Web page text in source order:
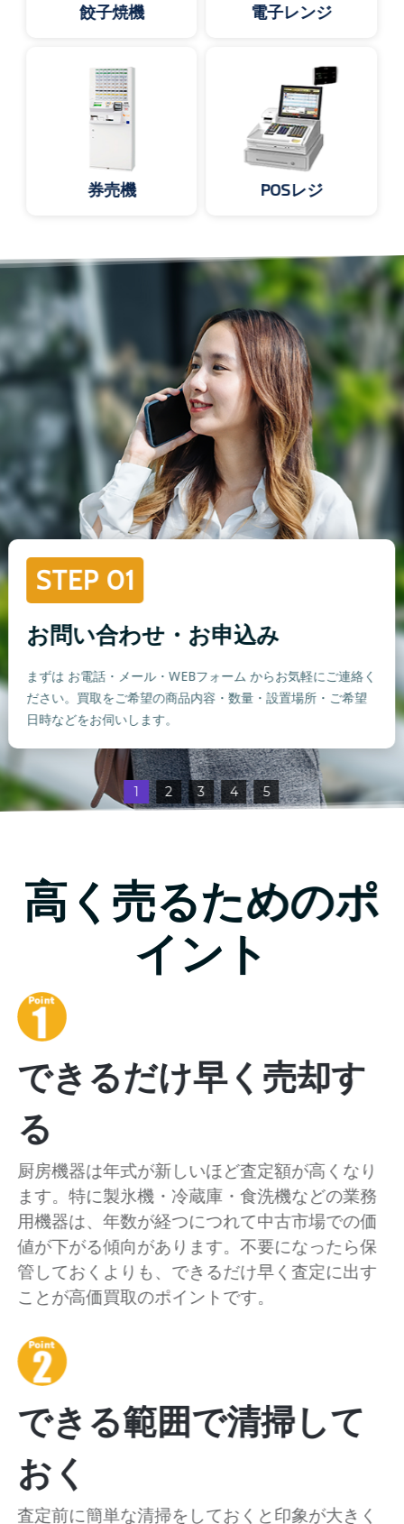
餃子焼機 電子レンジ
券売機 POSレジ
STEP 01
お問い合わせ・お申込み
まずは お電話・メール・WEBフォーム からお気軽にご連絡く
ださい。買取をご希望の商品内容・数量・設置場所・ご希望
日時などをお伺いします。
1 2 3 4 5
高く売るためのポ
イント
できるだけ早く売却す
る
厨房機器は年式が新しいほど査定額が高くなり
ます。特に製氷機・冷蔵庫・食洗機などの業務
用機器は、年数が経つにつれて中古市場での価
値が下がる傾向があります。不要になったら保
管しておくよりも、できるだけ早く査定に出す
ことが高価買取のポイントです。
できる範囲で清掃して
おく
査定前に簡単な清掃をしておくと印象が大きく